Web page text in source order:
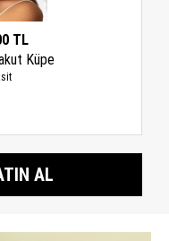
TL
Küpe
AL